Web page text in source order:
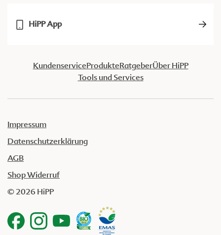
HiPP App
KundenserviceProdukteRatgeberÜber HiPP
Tools und Services
Impressum
Datenschutzerklärung
AGB
Shop Widerruf
© 2026 HiPP